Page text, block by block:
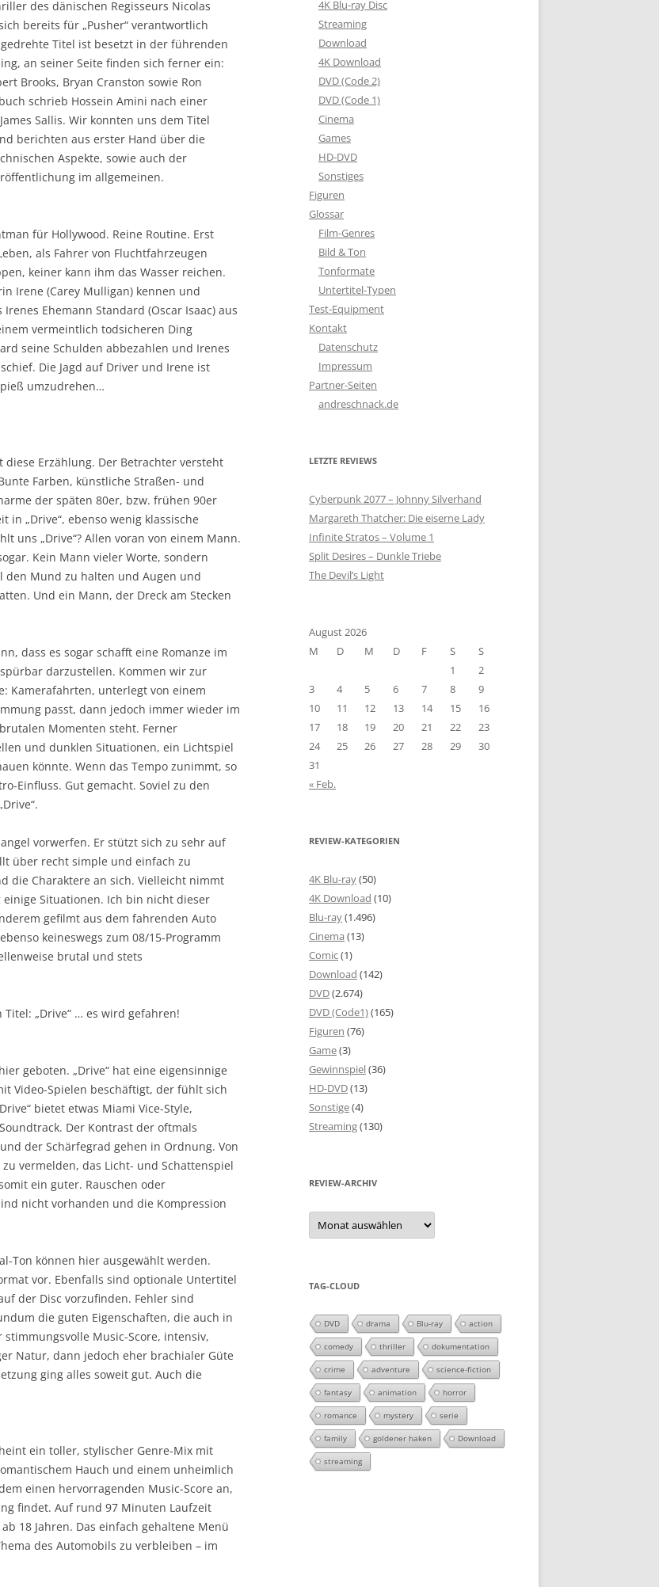
des dänischen Regisseurs Nicolas
bereits für „Pusher“ verantwortlich
Titel ist besetzt in der führenden
an seiner Seite finden sich ferner ein:
Brooks, Bryan Cranston sowie Ron
schrieb Hossein Amini nach einer
Sallis. Wir konnten uns dem Titel
berichten aus erster Hand über die
Aspekte, sowie auch der
im allgemeinen.
für Hollywood. Reine Routine. Erst
als Fahrer von Fluchtfahrzeugen
keiner kann ihm das Wasser reichen.
Irene (Carey Mulligan) kennen und
Ehemann Standard (Oscar Isaac) aus
vermeintlich todsicheren Ding
seine Schulden abbezahlen und Irenes
Die Jagd auf Driver und Irene ist
umzudrehen…
Erzählung. Der Betrachter versteht
Farben, künstliche Straßen- und
der späten 80er, bzw. frühen 90er
in „Drive“, ebenso wenig klassische
uns „Drive“? Allen voran von einem Mann.
Kein Mann vieler Worte, sondern
den Mund zu halten und Augen und
Und ein Mann, der Dreck am Stecken
dass es sogar schafft eine Romanze im
darzustellen. Kommen wir zur
Kamerafahrten, unterlegt von einem
passt, dann jedoch immer wieder im
Momenten steht. Ferner
und dunklen Situationen, ein Lichtspiel
könnte. Wenn das Tempo zunimmt, so
Einfluss. Gut gemacht. Soviel zu den
vorwerfen. Er stützt sich zu sehr auf
über recht simple und einfach zu
die Charaktere an sich. Vielleicht nimmt
einige Situationen. Ich bin nicht dieser
gefilmt aus dem fahrenden Auto
keineswegs zum 08/15-Programm
brutal und stets
„Drive“ … es wird gefahren!
geboten. „Drive“ hat eine eigensinnige
Video-Spielen beschäftigt, der fühlt sich
bietet etwas Miami Vice-Style,
Der Kontrast der oftmals
der Schärfegrad gehen in Ordnung. Von
vermelden, das Licht- und Schattenspiel
ein guter. Rauschen oder
nicht vorhanden und die Kompression
Ton können hier ausgewählt werden.
vor. Ebenfalls sind optionale Untertitel
der Disc vorzufinden. Fehler sind
die guten Eigenschaften, die auch in
Music-Score, intensiv,
Natur, dann jedoch eher brachialer Güte
ging alles soweit gut. Auch die
ein toller, stylischer Genre-Mix mit
Hauch und einem unheimlich
einen hervorragenden Music-Score an,
findet. Auf rund 97 Minuten Laufzeit
18 Jahren. Das einfach gehaltene Menü
des Automobils zu verbleiben – im
4K Blu-ray Disc
Streaming
Download
4K Download
DVD (Code 2)
DVD (Code 1)
Cinema
Games
HD-DVD
Sonstiges
Figuren
Glossar
Film-Genres
Bild & Ton
Tonformate
Untertitel-Typen
Test-Equipment
Kontakt
Datenschutz
Impressum
Partner-Seiten
andreschnack.de
LETZTE REVIEWS
Cyberpunk 2077 – Johnny Silverhand
Margareth Thatcher: Die eiserne Lady
Infinite Stratos – Volume 1
Split Desires – Dunkle Triebe
The Devil’s Light
August 2026
M
D M D F S
S
1
2
3
4 5 6 7 8
9
10
11 12 13 14 15
16
17
18 19 20 21 22
23
24
25 26 27 28 29
30
31
« Feb.
REVIEW-KATEGORIEN
4K Blu-ray(50)
4K Download (10)
Blu-ray(1.496)
Cinema (13)
Comic(1)
Download (142)
DVD(2.674)
DVD (Code1)(165)
Figuren (76)
Game(3)
Gewinnspiel(36)
HD-DVD(13)
Sonstige(4)
Streaming(130)
REVIEW-ARCHIV
Review-
Archiv
TAG-CLOUD
DVD drama Blu-ray action
comedy thriller dokumentation
crime adventure science-fiction
fantasy animation horror
romance mystery serie
family goldener haken Download
streaming